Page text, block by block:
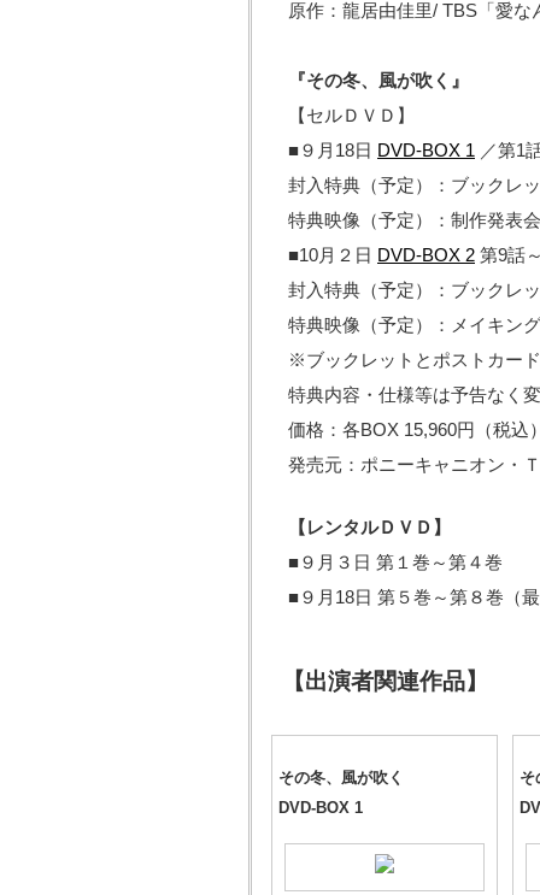
原作：龍居由佳里/ TBS「愛な
『その冬、風が吹く』
【セルＤＶＤ】
■９月18日 DVD-BOX 1 ／第1
封入特典（予定）：ブックレ
特典映像（予定）：制作発表
■10月２日 DVD-BOX 2 第9話
封入特典（予定）：ブックレ
特典映像（予定）：メイキン
※ブックレットとポストカー
特典内容・仕様等は予告なく
価格：各BOX 15,960円（税込
発売元：ポニーキャニオン・
【レンタルＤＶＤ】
■９月３日 第１巻～第４巻
■９月18日 第５巻～第８巻（
【出演者関連作品】
その冬、風が吹く
DVD-BOX 1
そ